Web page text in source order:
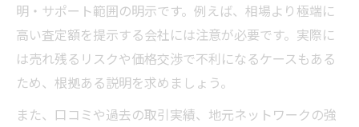
明・サポート範囲の明示です。例えば、相場より極端に
高い査定額を提示する会社には注意が必要です。実際に
は売れ残るリスクや価格交渉で不利になるケースもある
ため、根拠ある説明を求めましょう。
また、口コミや過去の取引実績、地元ネットワークの強